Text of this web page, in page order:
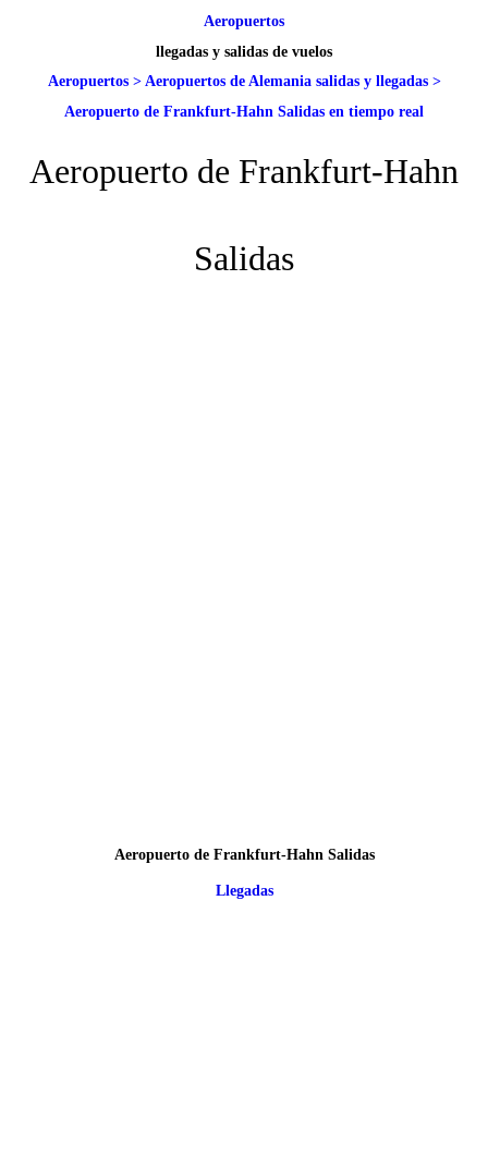
Aeropuertos
llegadas y salidas de vuelos
Aeropuertos> Aeropuertos de Alemania salidas y llegadas>
Aeropuerto de Frankfurt-Hahn Salidas en tiempo real
Aeropuerto de Frankfurt-Hahn
Salidas
Aeropuerto de Frankfurt-Hahn Salidas
Llegadas